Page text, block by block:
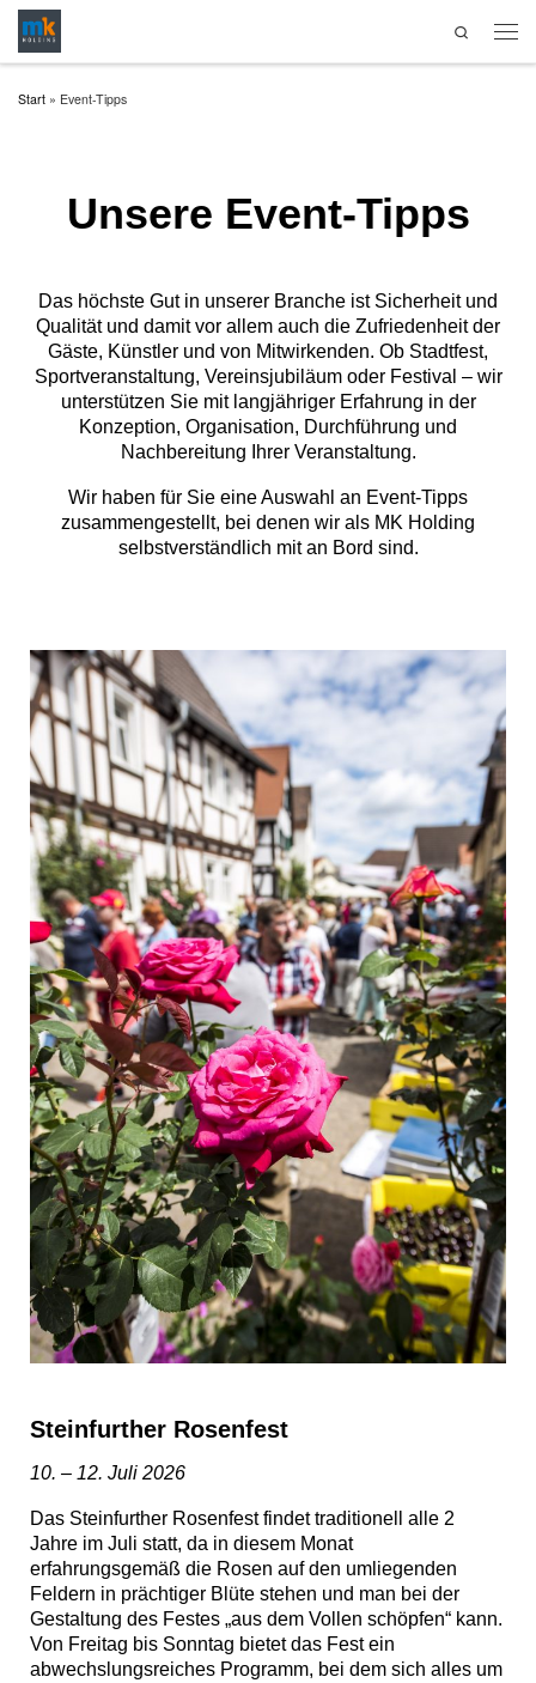
Zum Inhalt springen Search
Start » Event-Tipps
Unsere Event-Tipps
Das höchste Gut in unserer Branche ist Sicherheit und
Qualität und damit vor allem auch die Zufriedenheit der
Gäste, Künstler und von Mitwirkenden. Ob Stadtfest,
Sportveranstaltung, Vereinsjubiläum oder Festival – wir
unterstützen Sie mit langjähriger Erfahrung in der
Konzeption, Organisation, Durchführung und
Nachbereitung Ihrer Veranstaltung.
Wir haben für Sie eine Auswahl an Event-Tipps
zusammengestellt, bei denen wir als MK Holding
selbstverständlich mit an Bord sind.
Steinfurther Rosenfest
10. – 12. Juli 2026
Das Steinfurther Rosenfest findet traditionell alle 2
Jahre im Juli statt, da in diesem Monat
erfahrungsgemäß die Rosen auf den umliegenden
Feldern in prächtiger Blüte stehen und man bei der
Gestaltung des Festes „aus dem Vollen schöpfen“ kann.
Von Freitag bis Sonntag bietet das Fest ein
abwechslungsreiches Programm, bei dem sich alles um